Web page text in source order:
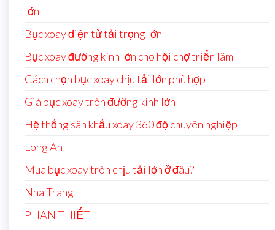
lớn
Bục xoay điện tử tải trọng lớn
Bục xoay đường kính lớn cho hội chợ triển lãm
Cách chọn bục xoay chịu tải lớn phù hợp
Giá bục xoay tròn đường kính lớn
Hệ thống sân khấu xoay 360 độ chuyên nghiệp
Long An
Mua bục xoay tròn chịu tải lớn ở đâu?
Nha Trang
PHAN THIẾT